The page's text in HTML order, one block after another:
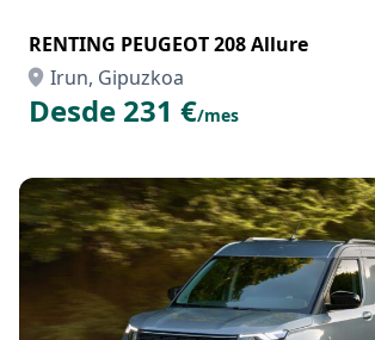
RENTING PEUGEOT 208 Allure
Irun, Gipuzkoa
Desde 231 €/mes